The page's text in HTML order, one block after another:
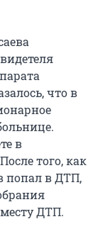
что в
в
того, как
попал в ДТП,
ДТП.